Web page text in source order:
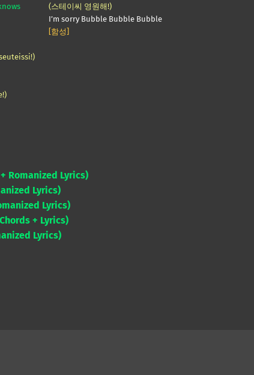
(스테이씨 영원해!)
I’m sorry Bubble Bubble Bubble
[함성]
Romanized Lyrics)
Lyrics)
Lyrics)
+ Lyrics)
Lyrics)